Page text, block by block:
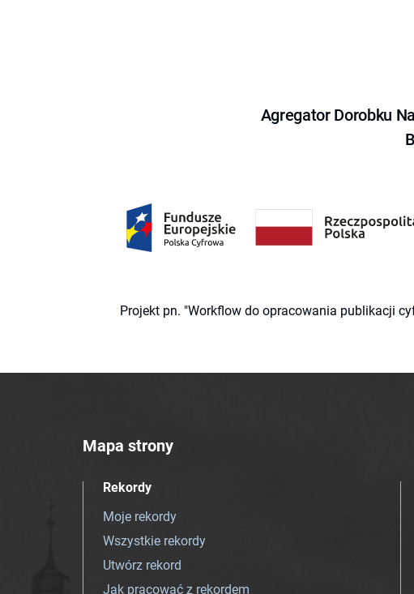
Agregator Dorobku
Projekt pn. "Workflow do opracowania publikacji
Mapa strony
Rekordy
Moje rekordy
Wszystkie rekordy
Utwórz rekord
Jak pracować z rekordem